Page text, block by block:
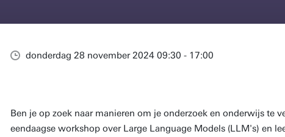
donderdag 28 november 2024 09:30 - 17:00
Ben je op zoek naar manieren om je onderzoek en onderwijs te
eendaagse workshop over Large Language Models (LLM's) en